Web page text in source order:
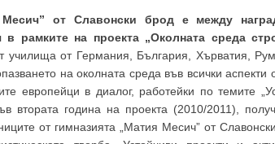
Месич” от Славонски брод е между
в рамките на проекта „Околната среда
училища от Германия, България, Хърватия,
на околната среда във всички
европейци в диалог, работейки по темите
втората година на проекта (2010/2011),
от гимназията „Матия Месич” от